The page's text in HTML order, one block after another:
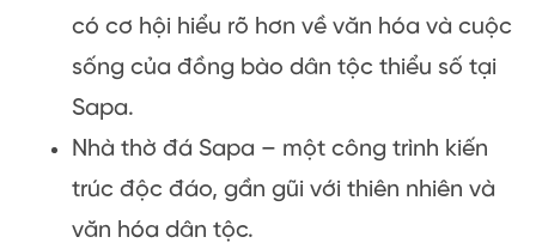
có cơ hội hiểu rõ hơn về văn hóa và cuộc
sống của đồng bào dân tộc thiểu số tại
Sapa.
Nhà thờ đá Sapa – một công trình kiến
trúc độc đáo, gần gũi với thiên nhiên và
văn hóa dân tộc.